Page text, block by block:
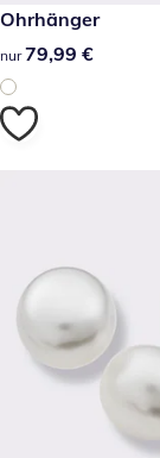
79,99 €
Ohrhänger
79,99 €
nur 79,99 €